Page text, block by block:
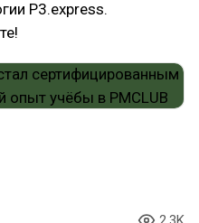
P3.express.